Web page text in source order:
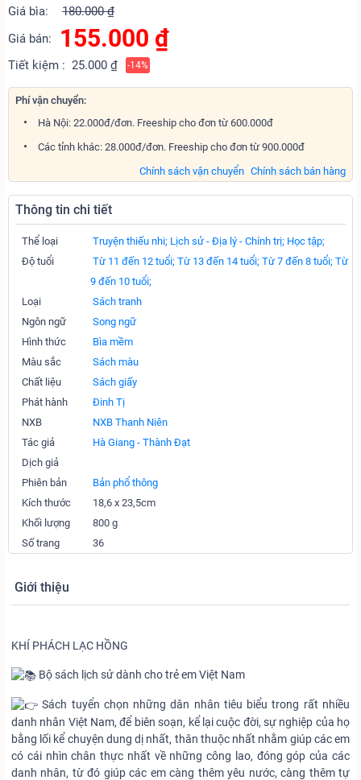
Giá bìa:
180.000 ₫
Giá bán:
155.000 ₫
Tiết kiệm : 25.000 ₫ -14%
Phí vận chuyển:
Hà Nội: 22.000đ/đơn. Freeship cho đơn từ 600.000đ
Các tỉnh khác: 28.000đ/đơn. Freeship cho đơn từ 900.000đ
Chính sách bán hàng
Chính sách vận chuyển
Thông tin chi tiết
Thể loại Truyện thiếu nhi; Lịch sử - Địa lý - Chính trị; Học tập;
Độ tuổi
Từ 11 đến 12 tuổi; Từ 13 đến 14 tuổi; Từ 7 đến 8 tuổi; Từ
9 đến 10 tuổi;
Loại
Sách tranh
Ngôn ngữ
Song ngữ
Hình thức
Bìa mềm
Màu sắc
Sách màu
Chất liệu
Sách giấy
Phát hành
Đinh Tị
NXB
NXB Thanh Niên
Tác giả
Hà Giang - Thành Đạt
Dịch giả
Phiên bản
Bản phổ thông
Kích thước
18,6 x 23,5cm
Khối lượng
800 g
Số trang
36
Giới thiệu
KHÍ PHÁCH LẠC HỒNG
Bộ sách lịch sử dành cho trẻ em Việt Nam
Sách tuyển chọn những dân nhân tiêu biểu trong rất nhiều
danh nhân Việt Nam, để biên soạn, kể lại cuộc đời, sự nghiệp của họ
bằng lối kể chuyện dung dị nhất, thân thuộc nhất nhằm giúp các em
có cái nhìn chân thực nhất về những công lao, đóng góp của các
danh nhân, từ đó giúp các em càng thêm yêu nước, càng thêm tự